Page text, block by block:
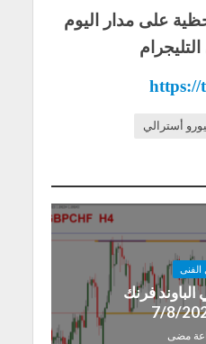
على مدار اليوم
https://
أسترالي
الفنى
الباوند فرنك